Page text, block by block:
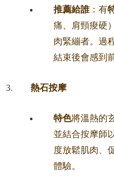
推薦給誰：有
痛、肩頸痠硬
肉緊繃者。過
結束後會感到
熱石按摩
特色將溫熱的
並結合按摩師
度放鬆肌肉、
體驗。